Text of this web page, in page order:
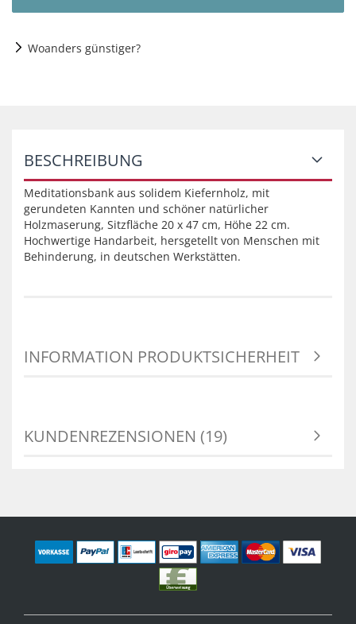
Woanders günstiger?
BESCHREIBUNG
Meditationsbank aus solidem Kiefernholz, mit
gerundeten Kannten und schöner natürlicher
Holzmaserung, Sitzfläche 20 x 47 cm, Höhe 22 cm.
Hochwertige Handarbeit, hersgetellt von Menschen mit
Behinderung, in deutschen Werkstätten.
INFORMATION PRODUKTSICHERHEIT
KUNDENREZENSIONEN (19)